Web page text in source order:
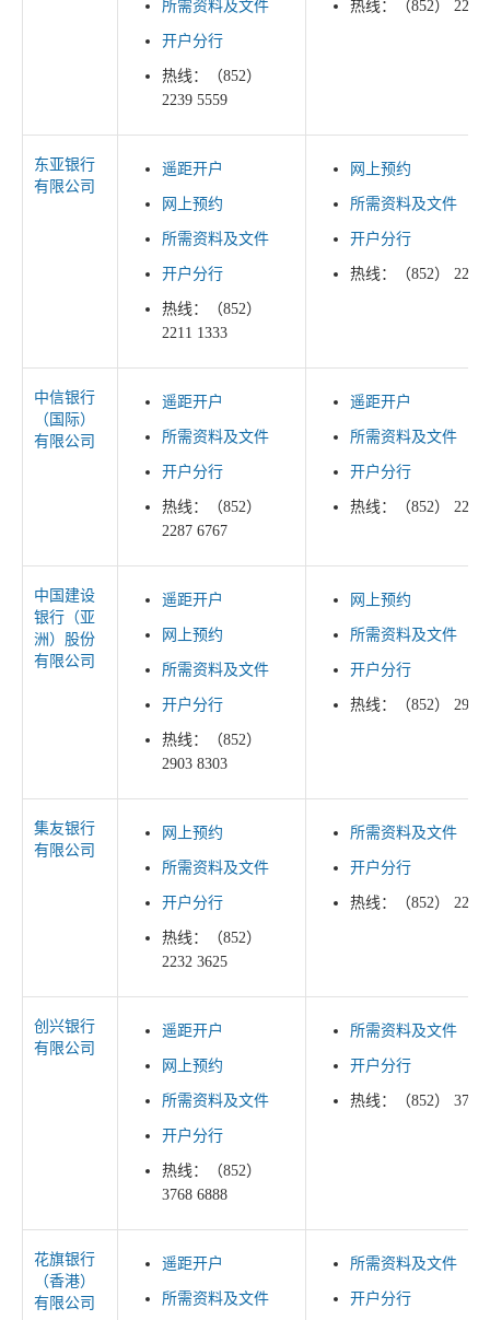
所需资料及文件
开户分行
热线：（852）
2239 5559
热线：（852） 2239
东亚银行
有限公司
遥距开户
网上预约
所需资料及文件
开户分行
热线：（852）
2211 1333
网上预约
所需资料及文件
开户分行
热线：（852） 2211
中信银行
（国际）
有限公司
遥距开户
所需资料及文件
开户分行
热线：（852）
2287 6767
遥距开户
所需资料及文件
开户分行
热线：（852） 2287
中国建设
银行（亚
洲）股份
有限公司
遥距开户
网上预约
所需资料及文件
开户分行
热线：（852）
2903 8303
网上预约
所需资料及文件
开户分行
热线：（852） 2903
集友银行
有限公司
网上预约
所需资料及文件
开户分行
热线：（852）
2232 3625
所需资料及文件
开户分行
热线：（852） 2232
创兴银行
有限公司
遥距开户
网上预约
所需资料及文件
开户分行
热线：（852）
3768 6888
所需资料及文件
开户分行
热线：（852） 3768
花旗银行
（香港）
有限公司
遥距开户
所需资料及文件
所需资料及文件
开户分行